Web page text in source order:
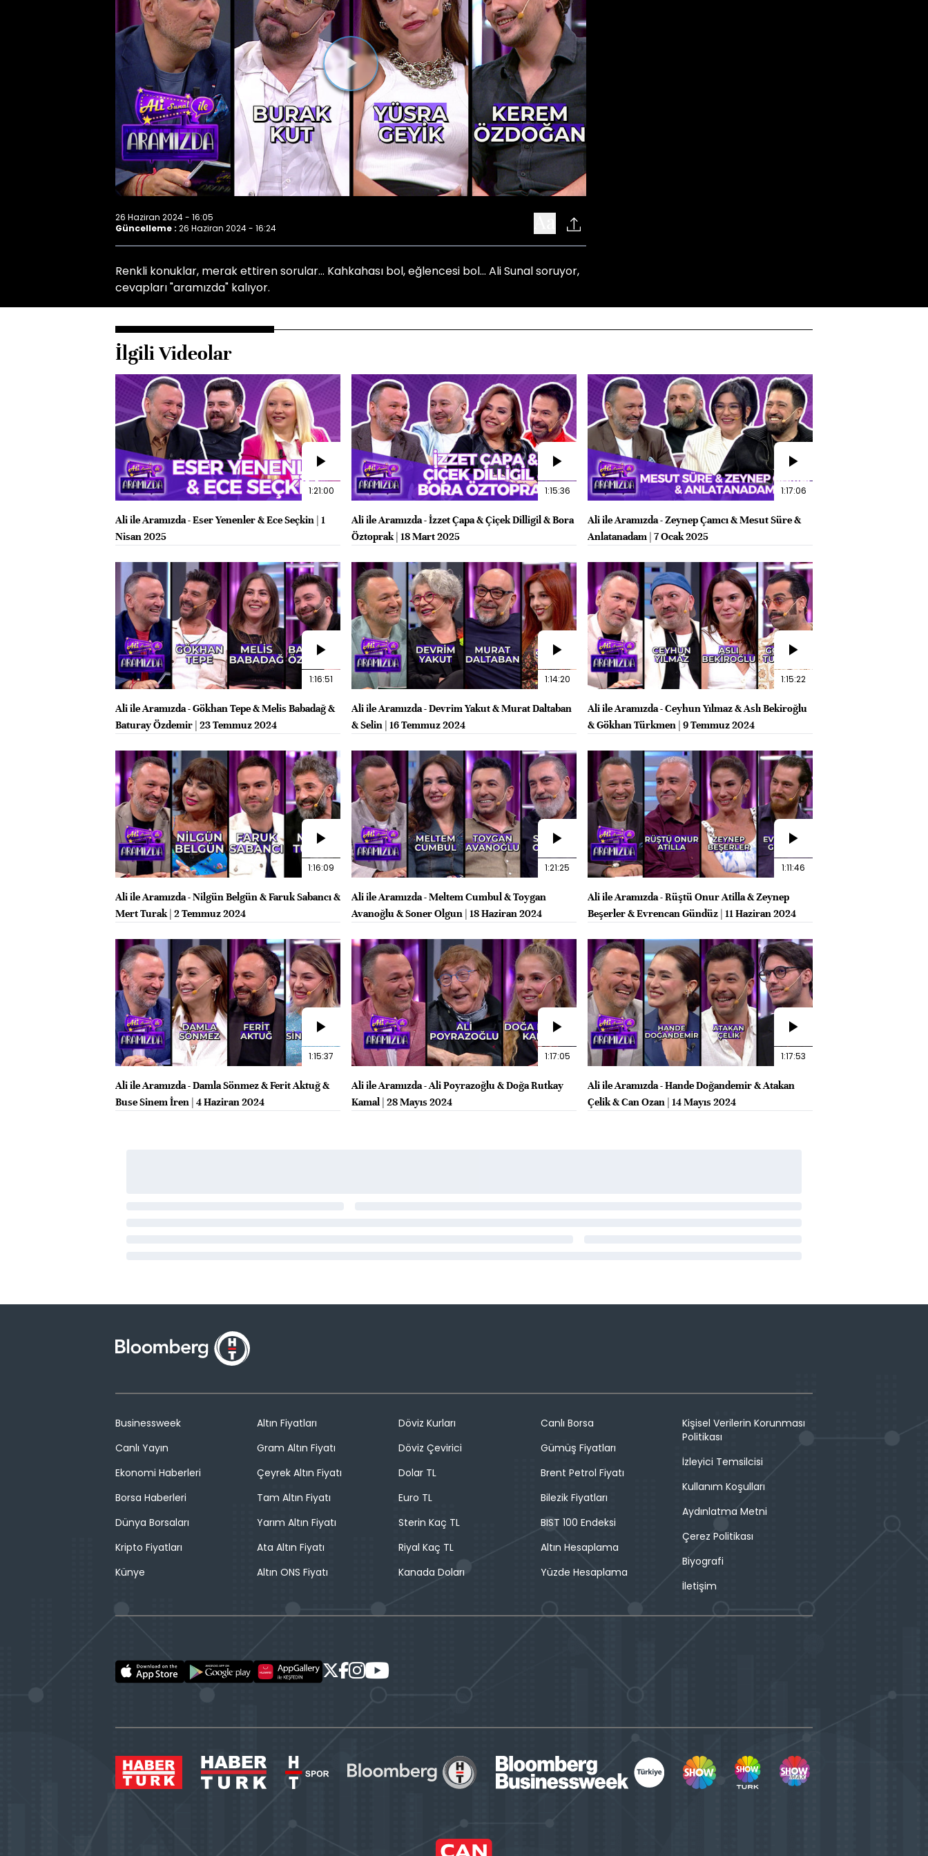
Videoyu
Oynat
26 Haziran 2024 - 16:05
Güncelleme : 26 Haziran 2024 - 16:24
Renkli konuklar, merak ettiren sorular... Kahkahası bol, eğlencesi bol... Ali Sunal soruyor,
cevapları "aramızda" kalıyor.
İlgili Videolar
1:21:00
Ali ile Aramızda - Eser Yenenler & Ece Seçkin | 1
Nisan 2025
1:15:36
Ali ile Aramızda - İzzet Çapa & Çiçek Dilligil & Bora
Öztoprak | 18 Mart 2025
1:17:06
Ali ile Aramızda - Zeynep Çamcı & Mesut Süre &
Anlatanadam | 7 Ocak 2025
1:16:51
Ali ile Aramızda - Gökhan Tepe & Melis Babadağ &
Baturay Özdemir | 23 Temmuz 2024
1:14:20
Ali ile Aramızda - Devrim Yakut & Murat Daltaban
& Selin | 16 Temmuz 2024
1:15:22
Ali ile Aramızda - Ceyhun Yılmaz & Aslı Bekiroğlu
& Gökhan Türkmen | 9 Temmuz 2024
1:16:09
Ali ile Aramızda - Nilgün Belgün & Faruk Sabancı &
Mert Turak | 2 Temmuz 2024
1:21:25
Ali ile Aramızda - Meltem Cumbul & Toygan
Avanoğlu & Soner Olgun | 18 Haziran 2024
1:11:46
Ali ile Aramızda - Rüştü Onur Atilla & Zeynep
Beşerler & Evrencan Gündüz | 11 Haziran 2024
1:15:37
Ali ile Aramızda - Damla Sönmez & Ferit Aktuğ &
Buse Sinem İren | 4 Haziran 2024
1:17:05
Ali ile Aramızda - Ali Poyrazoğlu & Doğa Rutkay
Kamal | 28 Mayıs 2024
1:17:53
Ali ile Aramızda - Hande Doğandemir & Atakan
Çelik & Can Ozan | 14 Mayıs 2024
Businessweek
Canlı Yayın
Ekonomi Haberleri
Borsa Haberleri
Dünya Borsaları
Kripto Fiyatları
Künye
Altın Fiyatları
Gram Altın Fiyatı
Çeyrek Altın Fiyatı
Tam Altın Fiyatı
Yarım Altın Fiyatı
Ata Altın Fiyatı
Altın ONS Fiyatı
Döviz Kurları
Döviz Çevirici
Dolar TL
Euro TL
Sterin Kaç TL
Riyal Kaç TL
Kanada Doları
Canlı Borsa
Gümüş Fiyatları
Brent Petrol Fiyatı
Bilezik Fiyatları
BIST 100 Endeksi
Altın Hesaplama
Yüzde Hesaplama
Kişisel Verilerin Korunması
Politikası
İzleyici Temsilcisi
Kullanım Koşulları
Aydınlatma Metni
Çerez Politikası
Biyografi
İletişim